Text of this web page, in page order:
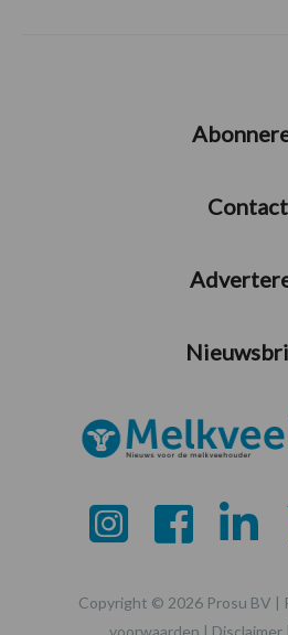
Contact
Copyright © 2026 Prosu BV |
voorwaarden | Disclaimer